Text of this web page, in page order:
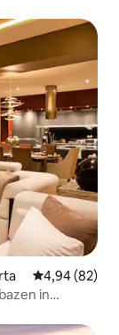
gostov«
Povprečna
4,94 (82)
in